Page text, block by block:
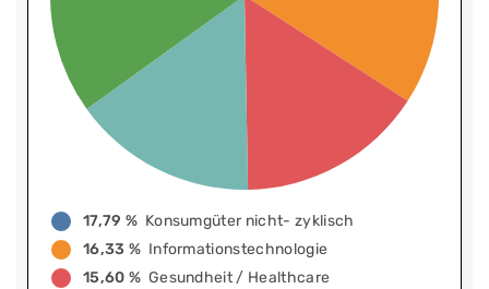
17,79 % Konsumgüter nicht- zyklisch
16,33 % Informationstechnologie
15,60 % Gesundheit / Healthcare